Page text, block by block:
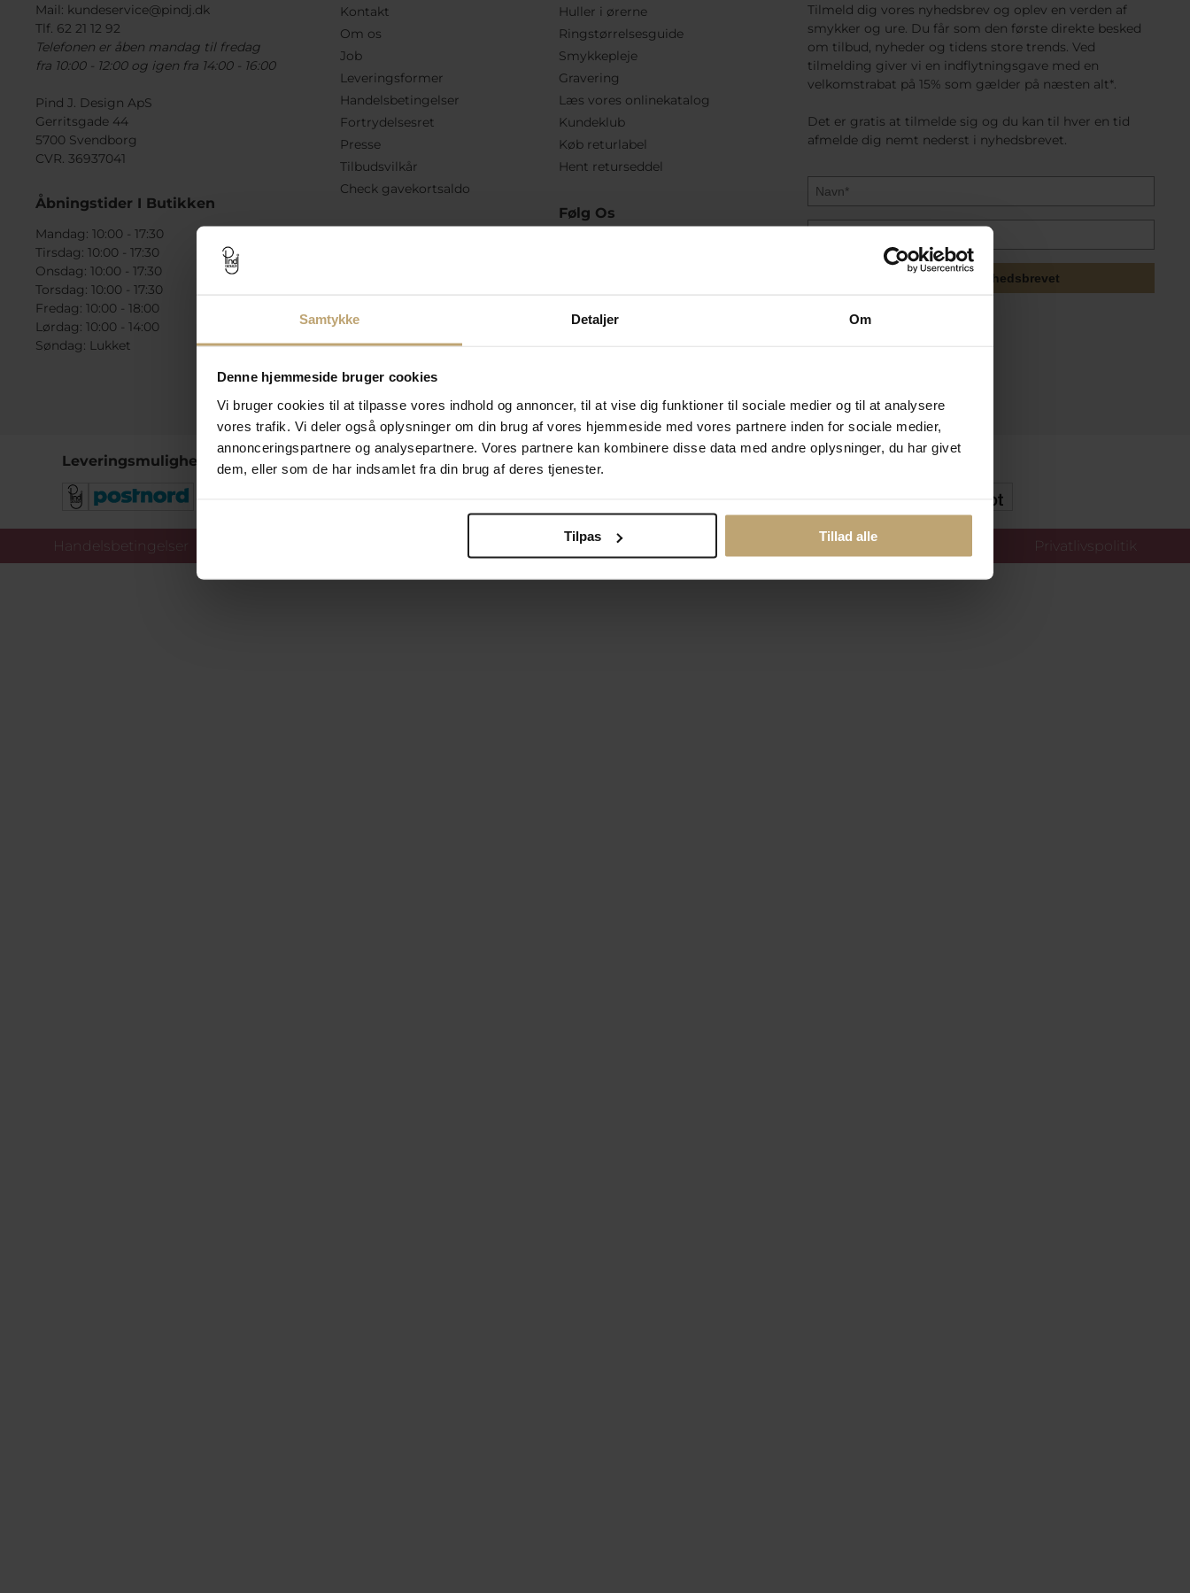
Samtykke Detaljer Om
Denne hjemmeside bruger cookies
Vi bruger cookies til at tilpasse vores indhold og annoncer, til at vise dig funktioner til sociale medier og til at analysere
vores trafik. Vi deler også oplysninger om din brug af vores hjemmeside med vores partnere inden for sociale medier,
annonceringspartnere og analysepartnere. Vores partnere kan kombinere disse data med andre oplysninger, du har givet
dem, eller som de har indsamlet fra din brug af deres tjenester.
Tilpas Tillad alle
Mail: kundeservice@pindj.dk
Tlf. 62 21 12 92
Telefonen er åben mandag til fredag
fra 10:00 - 12:00 og igen fra 14:00 - 16:00
Pind J. Design ApS
Gerritsgade 44
5700 Svendborg
CVR. 36937041
Åbningstider I Butikken
Mandag: 10:00 - 17:30
Tirsdag: 10:00 - 17:30
Onsdag: 10:00 - 17:30
Torsdag: 10:00 - 17:30
Fredag: 10:00 - 18:00
Lørdag: 10:00 - 14:00
Søndag: Lukket
Kontakt
Om os
Job
Leveringsformer
Handelsbetingelser
Fortrydelsesret
Presse
Tilbudsvilkår
Check gavekortsaldo
Huller i ørerne
Ringstørrelsesguide
Smykkepleje
Gravering
Læs vores onlinekatalog
Kundeklub
Køb returlabel
Hent returseddel
Følg Os
Tilmeld dig vores nyhedsbrev og oplev en verden af
smykker og ure. Du får som den første direkte besked
om tilbud, nyheder og tidens store trends. Ved
tilmelding giver vi en indflytningsgave med en
velkomstrabat på 15% som gælder på næsten alt*.
Det er gratis at tilmelde sig og du kan til hver en tid
afmelde dig nemt nederst i nyhedsbrevet.
Tilmeld mig nyhedsbrevet
Leveringsmuligheder Betalingsmuligheder Sikker Og Tryg E-Handel
Handelsbetingelser Ændr cookie-indstillinger Privatlivspolitik